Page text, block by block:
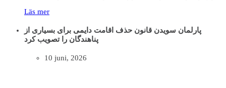
Läs mer
پارلمان سویدن قانون حذف اقامت دایمی برای بسیاری از
پناهندگان را تصویب کرد
10 juni, 2026